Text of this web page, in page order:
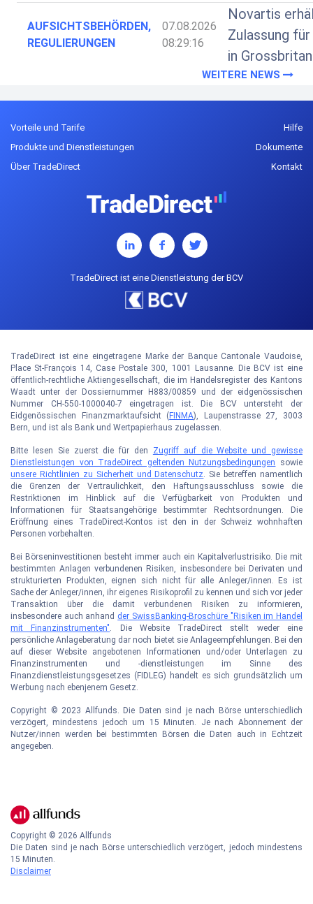
AUFSICHTSBEHÖRDEN,
REGULIERUNGEN
07.08.2026
08:29:16
Novartis
Zulassung
in
WEITERE NEWS
Vorteile und Tarife
Produkte und Dienstleistungen
Über TradeDirect
Hilfe
Dokumente
Kontakt
TradeDirect ist eine Dienstleistung der BCV
TradeDirect ist eine eingetragene Marke der Banque Cantonale Vaudoise,
Place St-François 14, Case Postale 300, 1001 Lausanne. Die BCV ist eine
öffentlich-rechtliche Aktiengesellschaft, die im Handelsregister des Kantons
Waadt unter der Dossiernummer H883/00859 und der eidgenössischen
Nummer CH-550-1000040-7 eingetragen ist. Die BCV untersteht der
Eidgenössischen Finanzmarktaufsicht (FINMA), Laupenstrasse 27, 3003
Bern, und ist als Bank und Wertpapierhaus zugelassen.
Bitte lesen Sie zuerst die für den Zugriff auf die Website und gewisse
Dienstleistungen von TradeDirect geltenden Nutzungsbedingungen
sowie
unsere Richtlinien zu Sicherheit und Datenschutz. Sie betreffen namentlich
die Grenzen der Vertraulichkeit, den Haftungsausschluss sowie die
Restriktionen im Hinblick auf die Verfügbarkeit von Produkten und
Informationen für Staatsangehörige bestimmter Rechtsordnungen. Die
Eröffnung eines TradeDirect-Kontos ist den in der Schweiz wohnhaften
Personen vorbehalten.
Bei Börseninvestitionen besteht immer auch ein Kapitalverlustrisiko. Die mit
bestimmten Anlagen verbundenen Risiken, insbesondere bei Derivaten und
strukturierten Produkten, eignen sich nicht für alle Anleger/innen. Es ist
Sache der Anleger/innen, ihr eigenes Risikoprofil zu kennen und sich vor jeder
Transaktion über die damit verbundenen Risiken zu informieren,
insbesondere auch anhand der SwissBanking-Broschüre "Risiken im Handel
mit Finanzinstrumenten". Die Website TradeDirect stellt weder eine
persönliche Anlageberatung dar noch bietet sie Anlageempfehlungen. Bei den
auf dieser Website angebotenen Informationen und/oder Unterlagen zu
Finanzinstrumenten und -dienstleistungen im Sinne des
Finanzdienstleistungsgesetzes (FIDLEG) handelt es sich grundsätzlich um
Werbung nach ebenjenem Gesetz.
Copyright © 2023 Allfunds. Die Daten sind je nach Börse unterschiedlich
verzögert, mindestens jedoch um 15 Minuten. Je nach Abonnement der
Nutzer/innen werden bei bestimmten Börsen die Daten auch in Echtzeit
angegeben.
Copyright © 2026 Allfunds
Die Daten sind je nach Börse unterschiedlich verzögert, jedoch mindestens
15 Minuten.
Disclaimer